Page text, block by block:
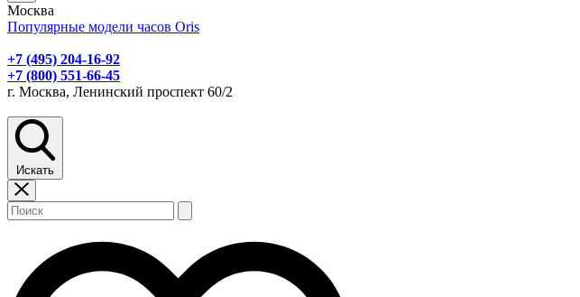
Москва
Популярные модели часов Oris
+7 (495) 204-16-92
+7 (800) 551-66-45
г. Москва, Ленинский проспект 60/2
Искать